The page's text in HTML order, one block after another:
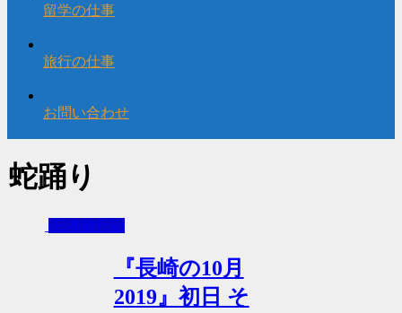
留学の仕事
旅行の仕事
お問い合わせ
蛇踊り
-日本旅行記
『長崎の10月
2019』初日 そ